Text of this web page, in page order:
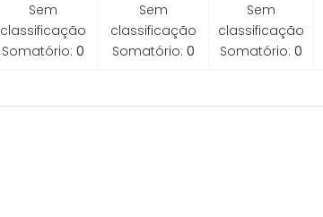
Sem
classificação
Somatório: 0
Sem
classificação
Somatório: 0
Sem
classificação
Somatório: 0